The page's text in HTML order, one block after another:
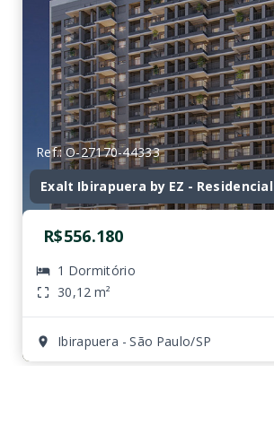
Ref.: O-27170-44333
Exalt Ibirapuera by EZ - Residencial
R$556.180
1 Dormitório
30,12 m²
Ibirapuera - São Paulo/SP